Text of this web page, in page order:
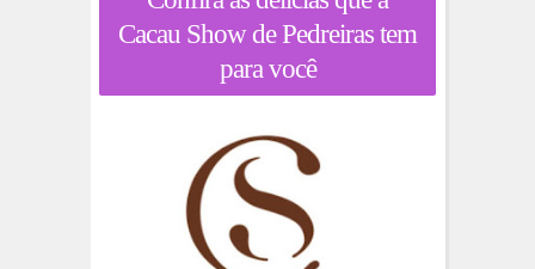
Cacau Show de Pedreiras tem
para você